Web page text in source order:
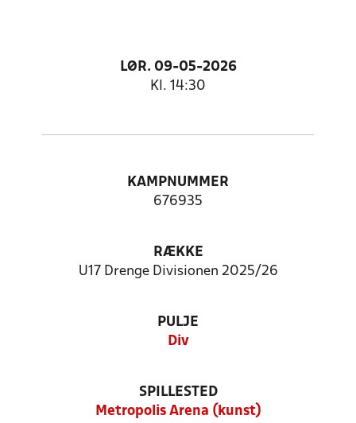
LØR. 09-05-2026
Kl. 14:30
KAMPNUMMER
676935
RÆKKE
U17 Drenge Divisionen 2025/26
PULJE
Div
SPILLESTED
Metropolis Arena (kunst)